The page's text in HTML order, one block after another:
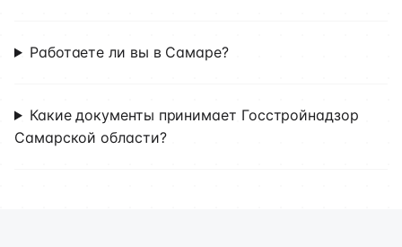
Работаете ли вы в Самаре?
Какие документы принимает Госстройнадзор
Самарской области?